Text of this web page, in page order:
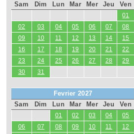
Sam
Dim Lun Mar Mer Jeu Ven
01
02
03 04 05 06 07
08
09
10 11 12 13 14
15
16
17 18 19 20 21
22
23
24 25 26 27 28
29
30
31
Fevrier 2027
Sam
Dim Lun Mar Mer Jeu Ven
01 02 03 04
05
06
07 08 09 10 11
12